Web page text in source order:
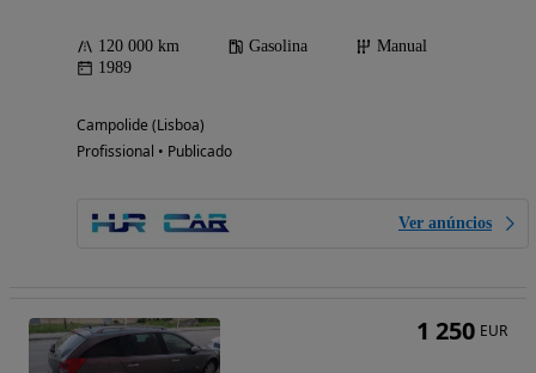
120 000 km Gasolina
Manual
1989
Campolide (Lisboa)
Profissional • Publicado
Ver anúncios
1 250 EUR